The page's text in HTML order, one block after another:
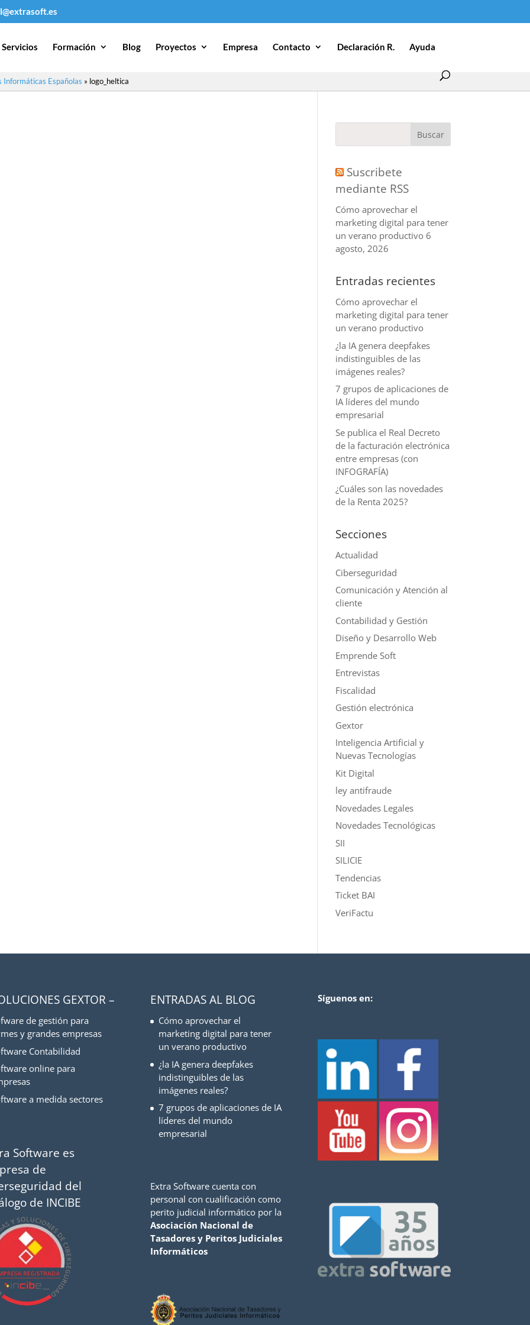
Servicios Formación Blog Proyectos Empresa Contacto Declaración R. Ayuda
Españolas » logo_heltica
Suscribete
mediante RSS
Cómo aprovechar el
marketing digital para tener
un verano productivo 6
agosto, 2026
Entradas recientes
Cómo aprovechar el
marketing digital para tener
un verano productivo
¿la IA genera deepfakes
indistinguibles de las
imágenes reales?
7 grupos de aplicaciones de
IA líderes del mundo
empresarial
Se publica el Real Decreto
de la facturación electrónica
entre empresas (con
INFOGRAFÍA)
¿Cuáles son las novedades
de la Renta 2025?
Secciones
Actualidad
Ciberseguridad
Comunicación y Atención al
cliente
Contabilidad y Gestión
Diseño y Desarrollo Web
Emprende Soft
Entrevistas
Fiscalidad
Gestión electrónica
Gextor
Inteligencia Artificial y
Nuevas Tecnologías
Kit Digital
ley antifraude
Novedades Legales
Novedades Tecnológicas
SII
SILICIE
Tendencias
Ticket BAI
VeriFactu
GEXTOR –
de gestión para
y grandes empresas
Contabilidad
online para
a medida sectores
Software es
de
del
de INCIBE
ENTRADAS AL BLOG
Cómo aprovechar el
marketing digital para tener
un verano productivo
¿la IA genera deepfakes
indistinguibles de las
imágenes reales?
7 grupos de aplicaciones de IA
líderes del mundo
empresarial
Extra Software cuenta con
personal con cualificación como
perito judicial informático por la
Asociación Nacional de
Tasadores y Peritos Judiciales
Informáticos
Síguenos en: